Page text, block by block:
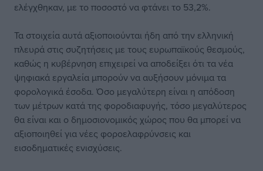
ελέγχθηκαν, με το ποσοστό να φτάνει το 53,2%.
Τα στοιχεία αυτά αξιοποιούνται ήδη από την ελληνική
πλευρά στις συζητήσεις με τους ευρωπαϊκούς θεσμούς,
καθώς η κυβέρνηση επιχειρεί να αποδείξει ότι τα νέα
ψηφιακά εργαλεία μπορούν να αυξήσουν μόνιμα τα
φορολογικά έσοδα. Όσο μεγαλύτερη είναι η απόδοση
των μέτρων κατά της φοροδιαφυγής, τόσο μεγαλύτερος
θα είναι και ο δημοσιονομικός χώρος που θα μπορεί να
αξιοποιηθεί για νέες φοροελαφρύνσεις και
εισοδηματικές ενισχύσεις.